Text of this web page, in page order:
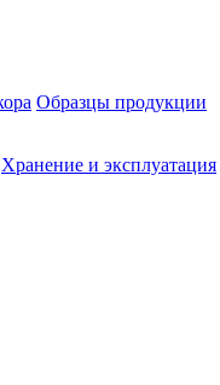
Образцы продукции
Хранение и эксплуатация